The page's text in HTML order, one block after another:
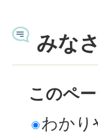
みな
このペ
わかり